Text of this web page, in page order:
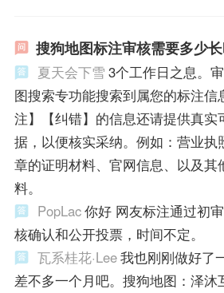
搜狗地图标注审核需要多少
夏天会下雪 3个工作日之息。
图搜索专功能搜索到属您的标注信
注】【纠错】的信息还请提供真实
据，以便核实采纳。例如：营业执
章的证明材料、官网信息、以及其
料。
PopLac你好 网友标注通过初
核确认和公开投票，时间不定。
瓦系桂花·Lee我也刚刚做好了
差不多一个月吧。搜狗地图：泽沐